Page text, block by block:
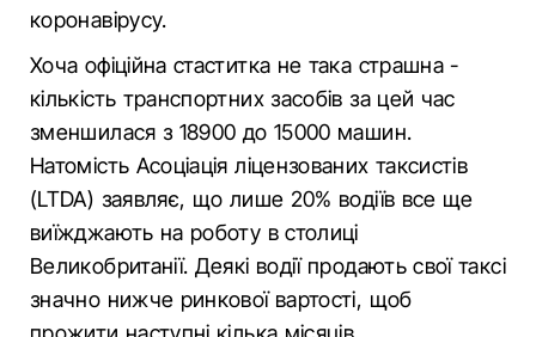
коронавірусу.
Хоча офіційна стаститка не така страшна -
кількість транспортних засобів за цей час
зменшилася з 18900 до 15000 машин.
Натомість Асоціація ліцензованих таксистів
(LTDA) заявляє, що лише 20% водіїв все ще
виїжджають на роботу в столиці
Великобританії. Деякі водії продають свої таксі
значно нижче ринкової вартості, щоб